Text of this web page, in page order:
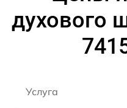
духового
Услуга